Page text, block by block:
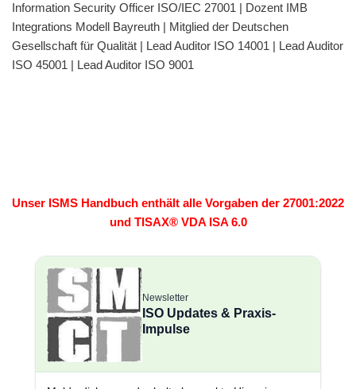
Information Security Officer ISO/IEC 27001 | Dozent IMB
Integrations Modell Bayreuth | Mitglied der Deutschen
Gesellschaft für Qualität | Lead Auditor ISO 14001 | Lead Auditor
ISO 45001 | Lead Auditor ISO 9001
Unser ISMS Handbuch enthält alle Vorgaben der 27001:2022
und TISAX® VDA ISA 6.0
Newsletter
ISO Updates & Praxis-
Impulse